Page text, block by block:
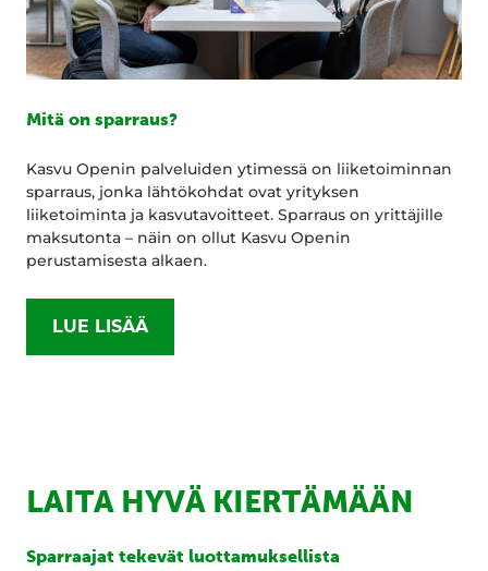
Mitä on sparraus?
Kasvu Openin palveluiden ytimessä on liiketoiminnan
sparraus, jonka lähtökohdat ovat yrityksen
liiketoiminta ja kasvutavoitteet. Sparraus on yrittäjille
maksutonta – näin on ollut Kasvu Openin
perustamisesta alkaen.
LUE LISÄÄ
LAITA HYVÄ KIERTÄMÄÄN
Sparraajat tekevät luottamuksellista